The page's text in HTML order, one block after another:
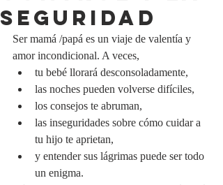
seguridad
Ser mamá /papá es un viaje de valentía y
amor incondicional. A veces,
tu bebé llorará desconsoladamente,
las noches pueden volverse difíciles,
los consejos te abruman,
las inseguridades sobre cómo cuidar a
tu hijo te aprietan,
y entender sus lágrimas puede ser todo
un enigma.